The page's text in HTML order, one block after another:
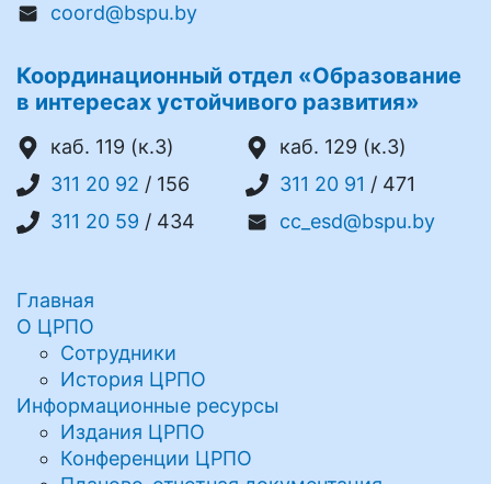
coord@bspu.by
Координационный отдел «Образование
в интересах устойчивого развития»
каб. 119 (к.3)
каб. 129 (к.3)
311 20 92 / 156 311 20 91 / 471
311 20 59 / 434 cc_esd@bspu.by
Главная
О ЦРПО
Сотрудники
История ЦРПО
Информационные ресурсы
Издания ЦРПО
Конференции ЦРПО